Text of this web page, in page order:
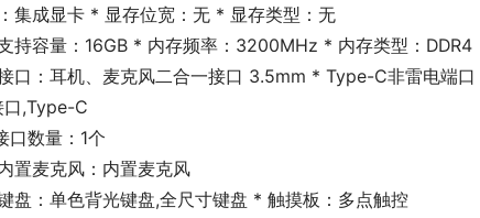
集成显卡 * 显存位宽：无 * 显存类型：无
持容量：16GB * 内存频率：3200MHz * 内存类型：DDR4
口：耳机、麦克风二合一接口 3.5mm * Type-C非雷电端
口,Type-C
口数量：1个
置麦克风：内置麦克风
盘：单色背光键盘,全尺寸键盘 * 触摸板：多点触控